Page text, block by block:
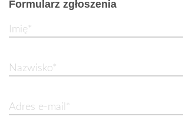
Formularz zgłoszenia
Imię*
Nazwisko*
Adres e-mail*